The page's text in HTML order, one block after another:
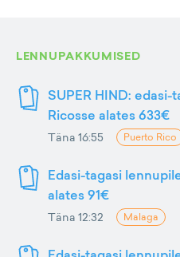
LENNUPAKKUMISED
SUPER HIND:
Ricosse alates 633€
Täna 16:55 Puerto Rico
Edasi-tagasi
alates 91€
Täna 12:32 Malaga